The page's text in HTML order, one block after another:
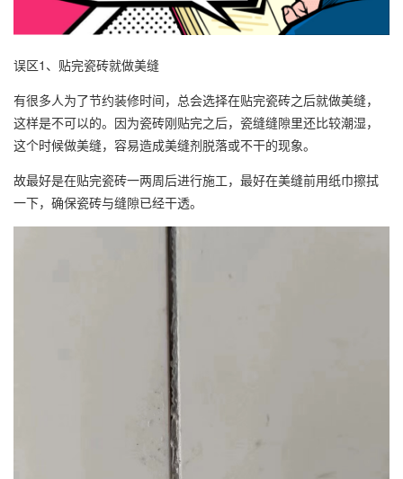
误区1、贴完瓷砖就做美缝
有很多人为了节约装修时间，总会选择在贴完瓷砖之后就做美缝，
这样是不可以的。因为瓷砖刚贴完之后，瓷缝缝隙里还比较潮湿，
这个时候做美缝，容易造成美缝剂脱落或不干的现象。
故最好是在贴完瓷砖一两周后进行施工，最好在美缝前用纸巾擦拭
一下，确保瓷砖与缝隙已经干透。